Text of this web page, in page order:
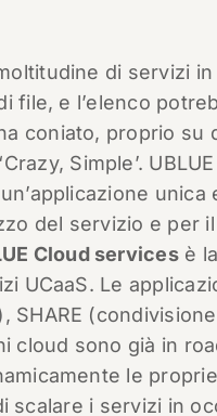
di servizi
file, e l’elenco
coniato, proprio su
Simple’.
del servizio e per
Cloud services è
UCaaS. Le
cloud sono già in
le
i servizi in